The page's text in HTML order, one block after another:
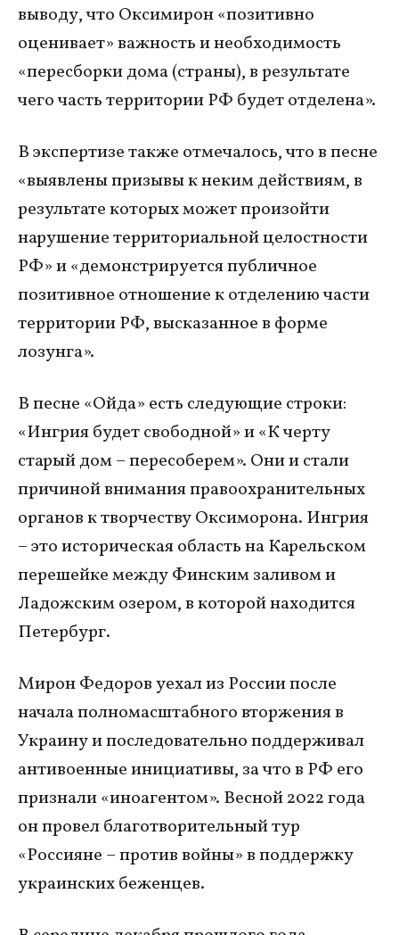
выводу, что Оксимирон «позитивно
оценивает» важность и необходимость
«пересборки дома (страны), в результате
чего часть территории РФ будет отделена».
В экспертизе также отмечалось, что в песне
«выявлены призывы к неким действиям, в
результате которых может произойти
нарушение территориальной целостности
РФ» и «демонстрируется публичное
позитивное отношение к отделению части
территории РФ, высказанное в форме
лозунга».
В песне «Ойда» есть следующие строки:
«Ингрия будет свободной» и «К черту
старый дом – пересоберем». Они и стали
причиной внимания правоохранительных
органов к творчеству Оксиморона. Ингрия
– это историческая область на Карельском
перешейке между Финским заливом и
Ладожским озером, в которой находится
Петербург.
Мирон Федоров уехал из России после
начала полномасштабного вторжения в
Украину и последовательно поддерживал
антивоенные инициативы, за что в РФ его
признали «иноагентом». Весной 2022 года
он провел благотворительный тур
«Россияне – против войны» в поддержку
украинских беженцев.